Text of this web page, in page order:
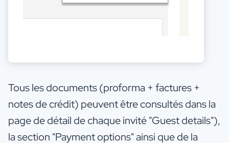
Tous les documents (proforma + factures +
notes de crédit) peuvent être consultés dans la
page de détail de chaque invité "Guest details"),
la section "Payment options" ainsi que de la